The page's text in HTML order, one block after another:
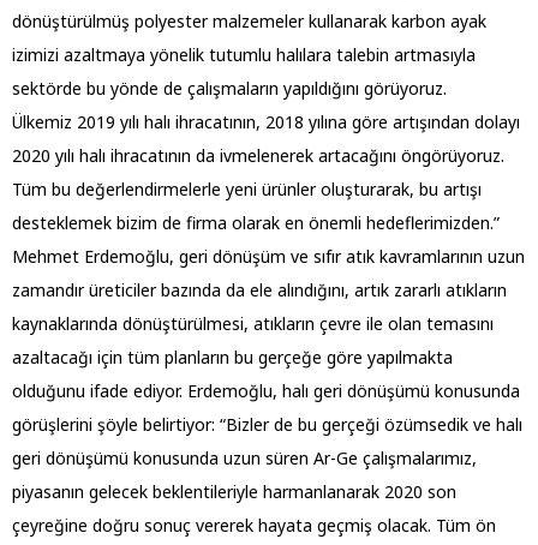
dönüştürülmüş polyester malzemeler kullanarak karbon ayak
izimizi azaltmaya yönelik tutumlu halılara talebin artmasıyla
sektörde bu yönde de çalışmaların yapıldığını görüyoruz.
Ülkemiz 2019 yılı halı ihracatının, 2018 yılına göre artışından dolayı
2020 yılı halı ihracatının da ivmelenerek artacağını öngörüyoruz.
Tüm bu değerlendirmelerle yeni ürünler oluşturarak, bu artışı
desteklemek bizim de firma olarak en önemli hedeflerimizden.”
Mehmet Erdemoğlu, geri dönüşüm ve sıfır atık kavramlarının uzun
zamandır üreticiler bazında da ele alındığını, artık zararlı atıkların
kaynaklarında dönüştürülmesi, atıkların çevre ile olan temasını
azaltacağı için tüm planların bu gerçeğe göre yapılmakta
olduğunu ifade ediyor. Erdemoğlu, halı geri dönüşümü konusunda
görüşlerini şöyle belirtiyor: “Bizler de bu gerçeği özümsedik ve halı
geri dönüşümü konusunda uzun süren Ar-Ge çalışmalarımız,
piyasanın gelecek beklentileriyle harmanlanarak 2020 son
çeyreğine doğru sonuç vererek hayata geçmiş olacak. Tüm ön